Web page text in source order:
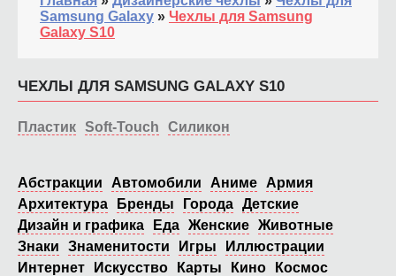
Samsung Galaxy » Чехлы для Samsung
Galaxy S10
ЧЕХЛЫ ДЛЯ SAMSUNG GALAXY S10
Пластик Soft-Touch Силикон
Абстракции Автомобили Аниме
Армия
Архитектура
Бренды Города Детские
Дизайн и графика
Еда Женские Животные
Знаки
Знаменитости Игры
Иллюстрации
Интернет
Искусство Карты Кино
Космос